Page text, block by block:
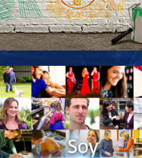
EXPLORA LAS SERIES